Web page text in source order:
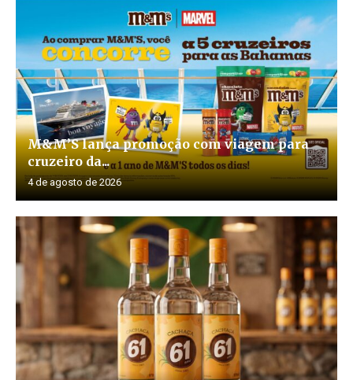
M&M’S lança promoção com viagem para
cruzeiro da...
4 de agosto de 2026